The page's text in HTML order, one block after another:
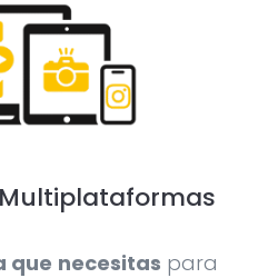
que necesitas para